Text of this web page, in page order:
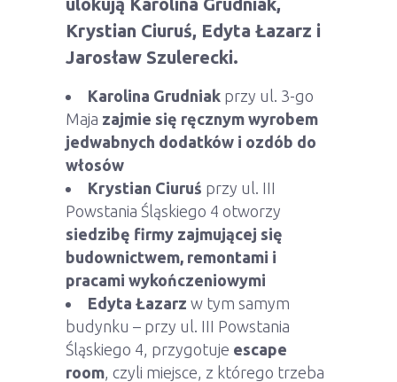
Krystian Ciuruś, Edyta Łazarz i
Jarosław Szulerecki.
Karolina Grudniak przy ul. 3-go
Maja zajmie się ręcznym wyrobem
jedwabnych dodatków i ozdób do
włosów
Krystian Ciuruś przy ul. III
Powstania Śląskiego 4 otworzy
siedzibę firmy zajmującej się
budownictwem, remontami i
pracami wykończeniowymi
Edyta Łazarz w tym samym
budynku – przy ul. III Powstania
Śląskiego 4, przygotuje escape
room, czyli miejsce, z którego trzeba